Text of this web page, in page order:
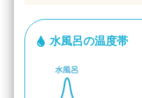
水風呂の温度帯